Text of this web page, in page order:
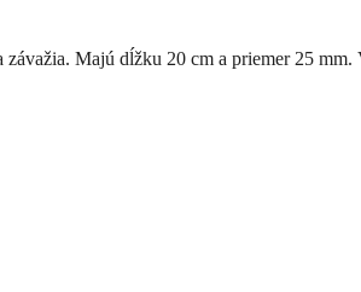
Majú dĺžku 20 cm a priemer 25